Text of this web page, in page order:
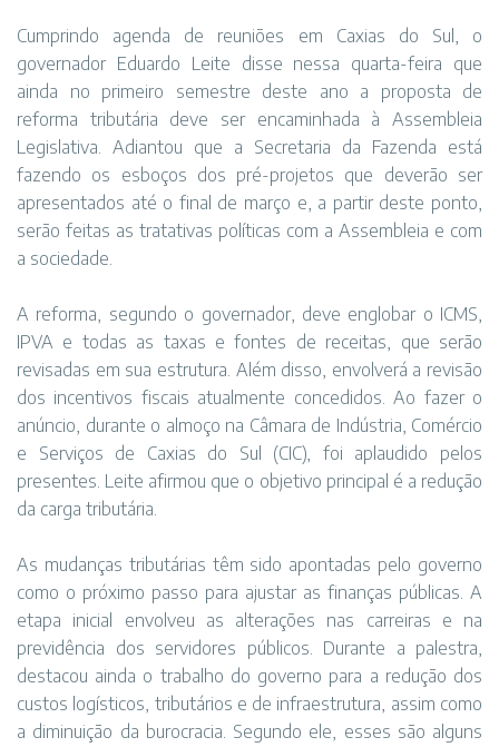
Cumprindo agenda de reuniões em Caxias do Sul, o
governador Eduardo Leite disse nessa quarta-feira que
ainda no primeiro semestre deste ano a proposta de
reforma tributária deve ser encaminhada à Assembleia
Legislativa. Adiantou que a Secretaria da Fazenda está
fazendo os esboços dos pré-projetos que deverão ser
apresentados até o final de março e, a partir deste ponto,
serão feitas as tratativas políticas com a Assembleia e com
a sociedade.
A reforma, segundo o governador, deve englobar o ICMS,
IPVA e todas as taxas e fontes de receitas, que serão
revisadas em sua estrutura. Além disso, envolverá a revisão
dos incentivos fiscais atualmente concedidos. Ao fazer o
anúncio, durante o almoço na Câmara de Indústria, Comércio
e Serviços de Caxias do Sul (CIC), foi aplaudido pelos
presentes. Leite afirmou que o objetivo principal é a redução
da carga tributária.
As mudanças tributárias têm sido apontadas pelo governo
como o próximo passo para ajustar as finanças públicas. A
etapa inicial envolveu as alterações nas carreiras e na
previdência dos servidores públicos. Durante a palestra,
destacou ainda o trabalho do governo para a redução dos
custos logísticos, tributários e de infraestrutura, assim como
a diminuição da burocracia. Segundo ele, esses são alguns